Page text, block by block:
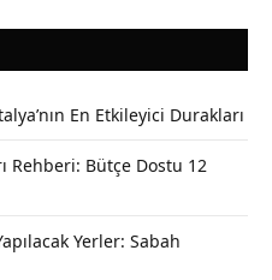
En Etkileyici Durakları
Rehberi: Bütçe Dostu 12
Yerler: Sabah